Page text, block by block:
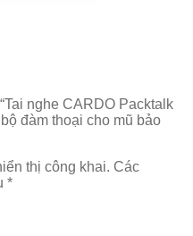
nghe CARDO Packtalk
đàm thoại cho mũ bảo
thị công khai. Các
*